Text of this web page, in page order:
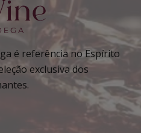
é referência no Espírito
exclusiva dos